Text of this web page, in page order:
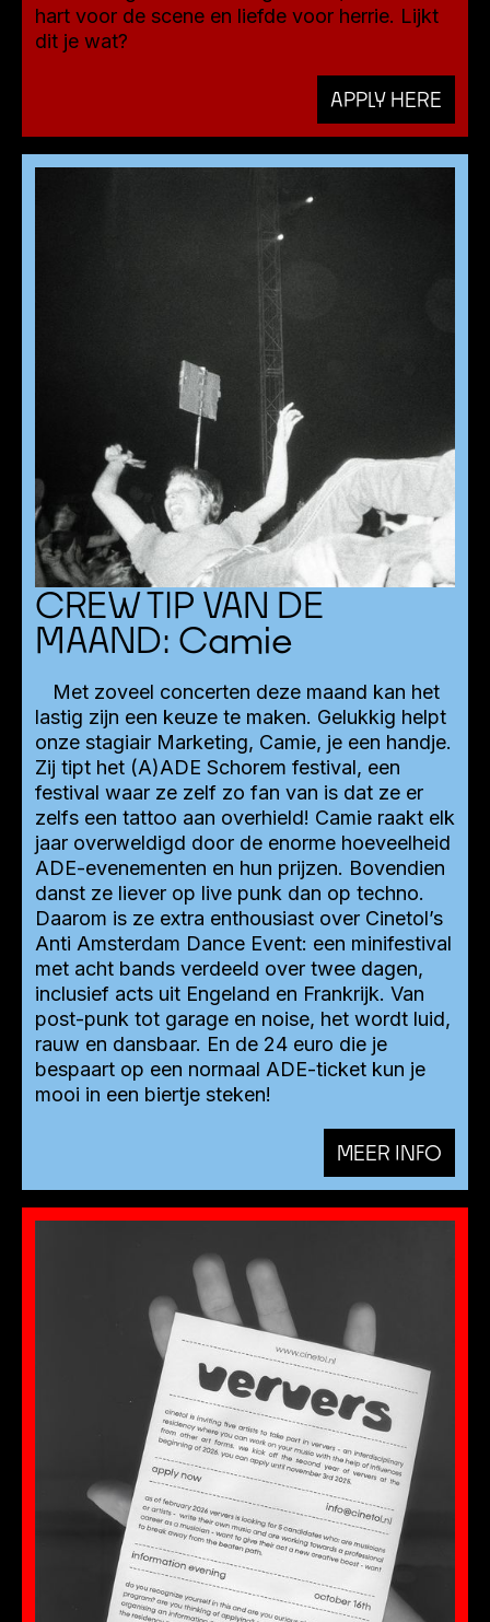
hart voor de scene en liefde voor herrie. Lijkt
dit je wat?
APPLY HERE
CREW TIP VAN DE
MAAND: Camie
Met zoveel concerten deze maand kan het
lastig zijn een keuze te maken. Gelukkig helpt
onze stagiair Marketing, Camie, je een handje.
Zij tipt het (A)ADE Schorem festival, een
festival waar ze zelf zo fan van is dat ze er
zelfs een tattoo aan overhield! Camie raakt elk
jaar overweldigd door de enorme hoeveelheid
ADE-evenementen en hun prijzen. Bovendien
danst ze liever op live punk dan op techno.
Daarom is ze extra enthousiast over Cinetol’s
Anti Amsterdam Dance Event: een minifestival
met acht bands verdeeld over twee dagen,
inclusief acts uit Engeland en Frankrijk. Van
post-punk tot garage en noise, het wordt luid,
rauw en dansbaar. En de 24 euro die je
bespaart op een normaal ADE-ticket kun je
mooi in een biertje steken!
MEER INFO